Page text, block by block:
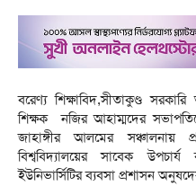
বরেণ্য শিক্ষাবিদ,সীতাকুণ্ড
শিক্ষক নজির আহাম্মদের
জাহাঙ্গীর আলমের সঞ্চালনায়
বিশ্ববিদ্যালয়ের সাবেক উপচার্য
ইউনিভার্সিটির ব্যবসা প্রশাসন